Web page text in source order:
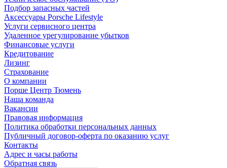
Подбор запасных частей
Аксессуары Porsche Lifestyle
Услуги сервисного центра
Удаленное урегулирование убытков
Финансовые услуги
Кредитование
Лизинг
Страхование
О компании
Порше Центр Тюмень
Наша команда
Вакансии
Правовая информация
Политика обработки персональных данных
Публичный договор-оферта по оказанию услуг
Контакты
Адрес и часы работы
Обратная связь